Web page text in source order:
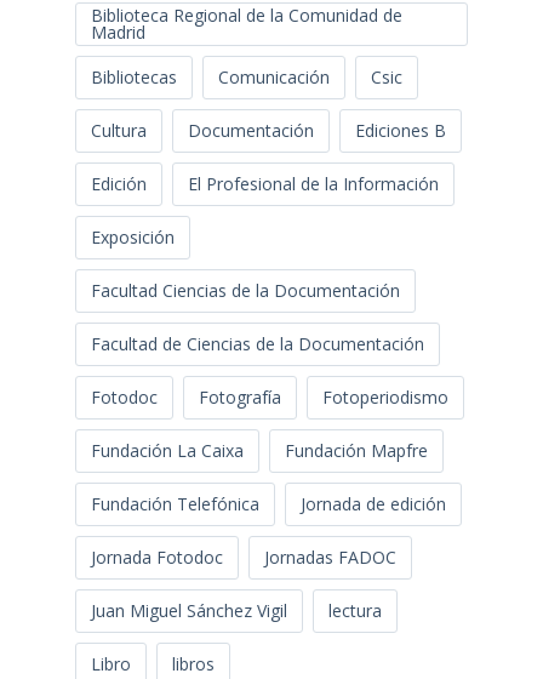
Biblioteca Regional de la Comunidad de
Madrid
Bibliotecas
Comunicación Csic
Cultura Documentación Ediciones B
Edición El Profesional de la Información
Exposición
Facultad Ciencias de la Documentación
Facultad de Ciencias de la Documentación
Fotodoc Fotografía Fotoperiodismo
Fundación La Caixa Fundación Mapfre
Fundación Telefónica Jornada de edición
Jornada Fotodoc Jornadas FADOC
Juan Miguel Sánchez Vigil lectura
Libro libros